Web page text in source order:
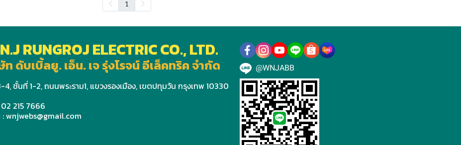
1
RUNGROJ ELECTRIC CO., LTD.
ท ดับเบิ้ลยู. เอ็น. เจ รุ่งโรจน์ อีเล็คทริค จำกัด
ชั้นที่ 1-2, ถนนพระราม1, แขวงรองเมือง, เขตปทุมวัน กรุงเทพ 10330
02 215 7666
: wnjwebs@gmail.com
@WNJABB